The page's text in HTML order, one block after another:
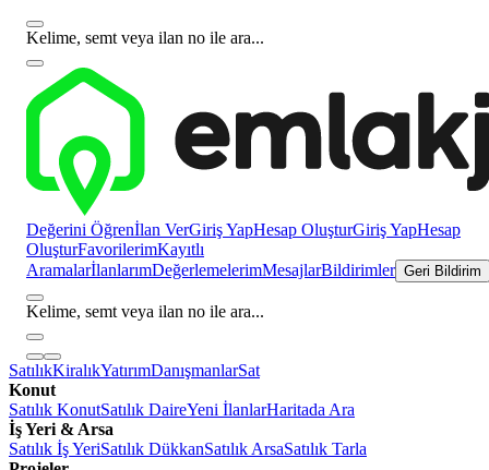
Kelime, semt veya ilan no ile ara...
Değerini Öğrenİlan VerGiriş YapHesap OluşturGiriş YapHesap
OluşturFavorilerimKayıtlı
AramalarİlanlarımDeğerlemelerimMesajlarBildirimler Geri Bildirim
Kelime, semt veya ilan no ile ara...
SatılıkKiralıkYatırımDanışmanlarSat
Konut
Satılık KonutSatılık DaireYeni İlanlarHaritada Ara
İş Yeri & Arsa
Satılık İş YeriSatılık DükkanSatılık ArsaSatılık Tarla